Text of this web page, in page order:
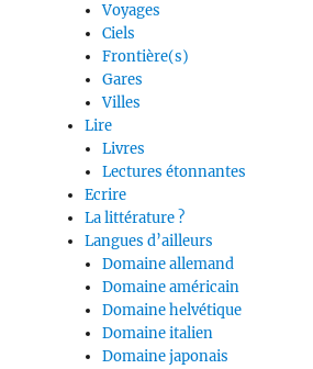
Voyages
Ciels
Frontière(s)
Gares
Villes
Lire
Livres
Lectures étonnantes
Ecrire
La littérature ?
Langues d’ailleurs
Domaine allemand
Domaine américain
Domaine helvétique
Domaine italien
Domaine japonais